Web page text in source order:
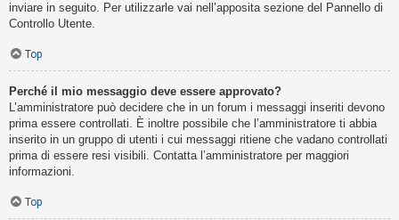
inviare in seguito. Per utilizzarle vai nell’apposita sezione del Pannello di
Controllo Utente.
Top
Perché il mio messaggio deve essere approvato?
L’amministratore può decidere che in un forum i messaggi inseriti devono
prima essere controllati. È inoltre possibile che l’amministratore ti abbia
inserito in un gruppo di utenti i cui messaggi ritiene che vadano controllati
prima di essere resi visibili. Contatta l’amministratore per maggiori
informazioni.
Top